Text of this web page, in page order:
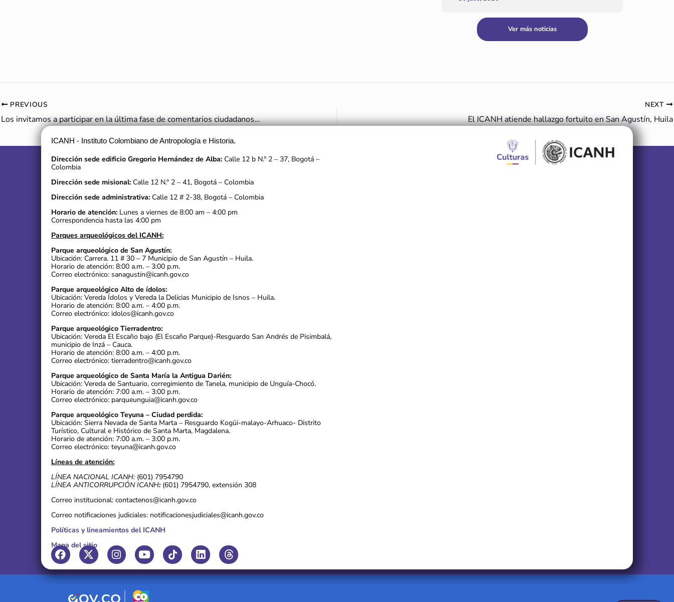
Ver más noticias
PREVIOUS
Los invitamos a participar en la última fase de comentarios ciudadanos sobre el Plan de Manejo Arqueológico del Sistema Hidráulico Prehispánico para la declaratoria como Área Arqueológica Protegida
NEXT
El ICANH atiende hallazgo fortuito en San Agustín, Huila
ICANH - Instituto Colombiano de Antropología e Historia.
Dirección sede edificio Gregorio Hernández de Alba: Calle 12 b N.° 2 – 37, Bogotá –
Colombia
Dirección sede misional: Calle 12 N.° 2 – 41, Bogotá – Colombia
Dirección sede administrativa: Calle 12 # 2-38, Bogotá – Colombia
Horario de atención: Lunes a viernes de 8:00 am – 4:00 pm
Correspondencia hasta las 4:00 pm
Parques arqueológicos del ICANH:
Parque arqueológico de San Agustín:
Ubicación: Carrera. 11 # 30 – 7 Municipio de San Agustín – Huila.
Horario de atención: 8:00 a.m. – 3:00 p.m.
Correo electrónico: sanagustin@icanh.gov.co
Parque arqueológico Alto de ídolos:
Ubicación: Vereda Ídolos y Vereda la Delicias Municipio de Isnos – Huila.
Horario de atención: 8:00 a.m. – 4:00 p.m.
Correo electrónico: idolos@icanh.gov.co
Parque arqueológico Tierradentro:
Ubicación: Vereda El Escaño bajo (El Escaño Parque)-Resguardo San Andrés de Pisimbalá,
municipio de Inzá – Cauca.
Horario de atención: 8:00 a.m. – 4:00 p.m.
Correo electrónico: tierradentro@icanh.gov.co
Parque arqueológico de Santa María la Antigua Darién:
Ubicación: Vereda de Santuario, corregimiento de Tanela, municipio de Unguía-Chocó.
Horario de atención: 7:00 a.m. – 3:00 p.m.
Correo electrónico: parqueunguia@icanh.gov.co
Parque arqueológico Teyuna – Ciudad perdida:
Ubicación: Sierra Nevada de Santa Marta – Resguardo Kogüi-malayo-Arhuaco- Distrito
Turístico, Cultural e Histórico de Santa Marta, Magdalena.
Horario de atención: 7:00 a.m. – 3:00 p.m.
Correo electrónico: teyuna@icanh.gov.co
Líneas de atención:
LÍNEA NACIONAL ICANH: (601) 7954790
LÍNEA ANTICORRUPCIÓN ICANH: (601) 7954790, extensión 308
Correo institucional: contactenos@icanh.gov.co
Correo notificaciones judiciales: notificacionesjudiciales@icanh.gov.co
Políticas y lineamientos del ICANH
Mapa del sitio
F
a
c
e
X
-
t
w
i
I
n
s
t
a
Y
o
u
t
u
L
i
n
k
T
h
r
e